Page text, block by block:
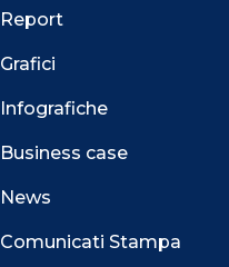
Report
Grafici
Infografiche
Business case
News
Comunicati Stampa